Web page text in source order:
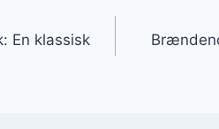
En klassisk